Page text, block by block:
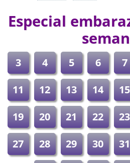
Especial
3 4 5 6 7
11
12 13 14 15
19
20 21 22 23
27
28 29 30 31